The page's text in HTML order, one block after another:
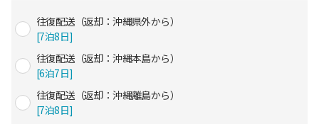
往復配送（返却：沖縄県外から）
[7泊8日]
往復配送（返却：沖縄本島から）
[6泊7日]
往復配送（返却：沖縄離島から）
[7泊8日]